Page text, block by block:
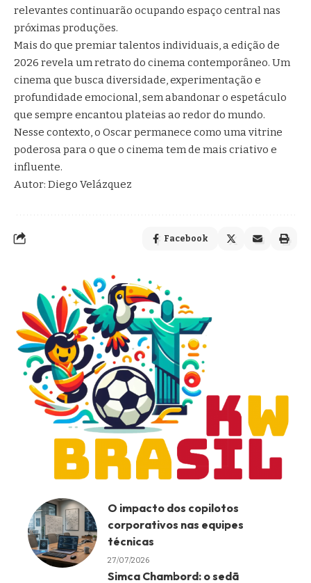
relevantes continuarão ocupando espaço central nas
próximas produções.
Mais do que premiar talentos individuais, a edição de
2026 revela um retrato do cinema contemporâneo. Um
cinema que busca diversidade, experimentação e
profundidade emocional, sem abandonar o espetáculo
que sempre encantou plateias ao redor do mundo.
Nesse contexto, o Oscar permanece como uma vitrine
poderosa para o que o cinema tem de mais criativo e
influente.
Autor: Diego Velázquez
Facebook
O impacto dos copilotos
corporativos nas equipes
técnicas
27/07/2026
Simca Chambord: o sedã